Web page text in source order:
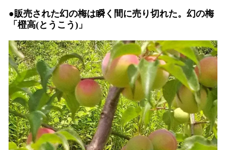
●販売された幻の梅は瞬く間に売り切れた。幻の梅
「橙高(とうこう)」